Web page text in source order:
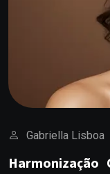
Gabriella Lisboa
Harmonização